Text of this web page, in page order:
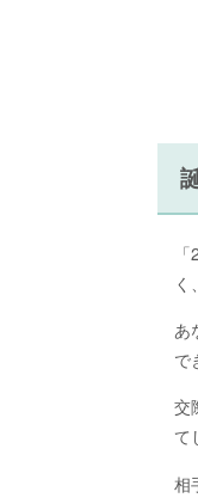
く
あ
で
交
て
相